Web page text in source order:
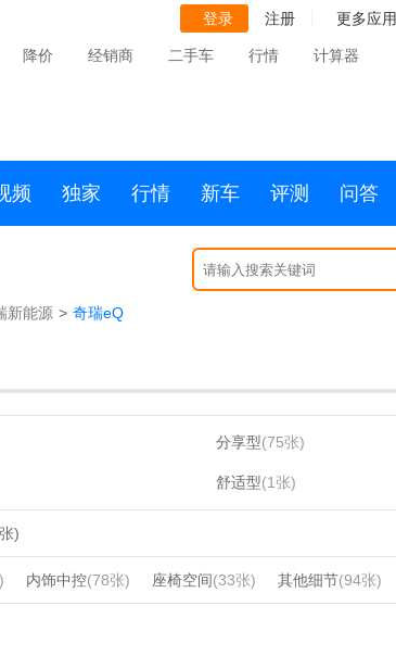
登录 注册 更多应用
降价 经销商 二手车 行情 计算器
频 独家 行情 新车 评测 问答
新能源 > 奇瑞eQ
分享型(75张)
舒适型(1张)
)
内饰中控(78张) 座椅空间(33张) 其他细节(94张)